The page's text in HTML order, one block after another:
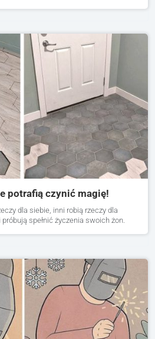
potrafią czynić magię!
dla siebie, inni robią rzeczy dla
spełnić życzenia swoich żon.